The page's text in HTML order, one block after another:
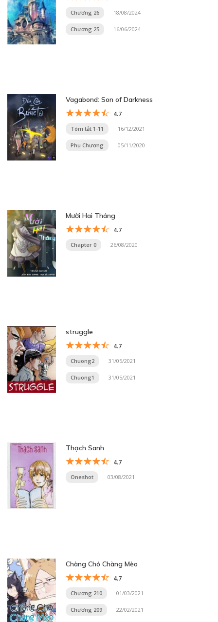
Chương 26 18/08/2024
Chương 25 16/06/2024
Vagabond: Son of Darkness
4.7
Tóm tắt 1-11 16/12/2021
Phụ Chương 05/11/2020
Mười Hai Tháng
4.7
Chapter 0 26/08/2020
struggle
4.7
Chuong2 31/05/2021
Chuong1 31/05/2021
Thạch Sanh
4.7
Oneshot 03/08/2021
Chàng Chó Chàng Mèo
4.7
Chương 210 01/03/2021
Chương 209 22/02/2021